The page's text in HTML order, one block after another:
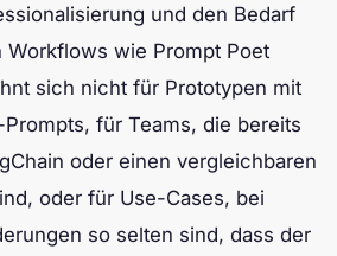
und den Bedarf
Workflows wie Prompt Poet
sich nicht für Prototypen mit
für Teams, die bereits
oder einen vergleichbaren
oder für Use-Cases, bei
so selten sind, dass der